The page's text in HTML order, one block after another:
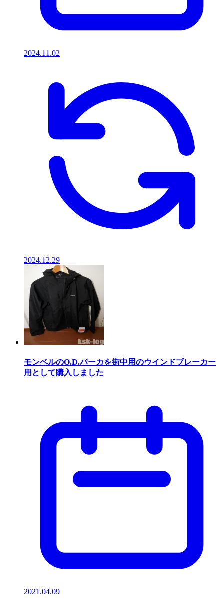
2024.11.02
2024.12.29
モンベルのO.D.パーカを街中用のウインドブレーカー
用として購入しました
2021.04.09